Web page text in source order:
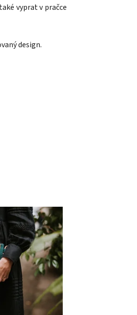
vyprat v pračce
design.